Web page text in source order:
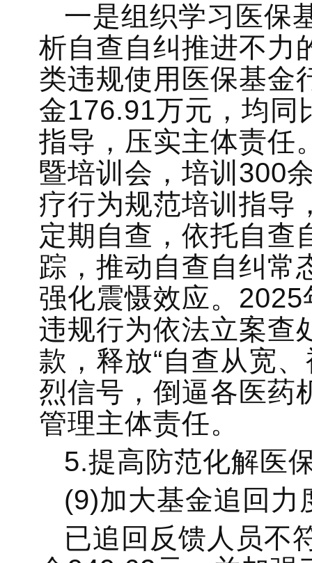
一是组织学习医保
析自查自纠推进不力
类违规使用医保基金
金176.91万元，均同
指导，压实主体责任
暨培训会，培训300
疗行为规范培训指导
定期自查，依托自查
踪，推动自查自纠常
强化震慑效应。
违规行为依法立案查
款，释放“自查从宽
烈信号，倒逼各医药
管理主体责任。
5.提高防范化解医
(9)加大基金追回力
已追回反馈人员不